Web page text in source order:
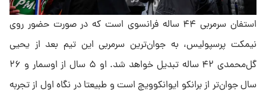
استفان سرمربی ۴۴ ساله فرانسوی است که در صورت حضور روی
نیمکت پرسپولیس، به جوان‌ترین سرمربی این تیم بعد از یحیی
گل‌محمدی ۴۲ ساله تبدیل خواهد شد. او ۵ سال از اوسمار و ۲۶
سال جوان‌تر از برانکو ایوانکوویچ است و طبیعتا در نگاه اول از تجربه